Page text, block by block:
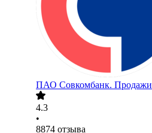
ПАО Совкомбанк. Продажи
4.3
•
8874 отзыва